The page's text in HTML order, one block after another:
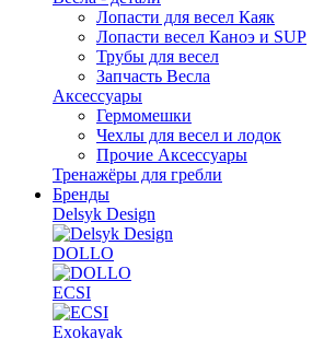
Лопасти для весел Каяк
Лопасти весел Каноэ и SUP
Трубы для весел
Запчасть Весла
Аксессуары
Гермомешки
Чехлы для весел и лодок
Прочие Аксессуары
Тренажёры для гребли
Бренды
Delsyk Design
DOLLO
ECSI
Exokayak